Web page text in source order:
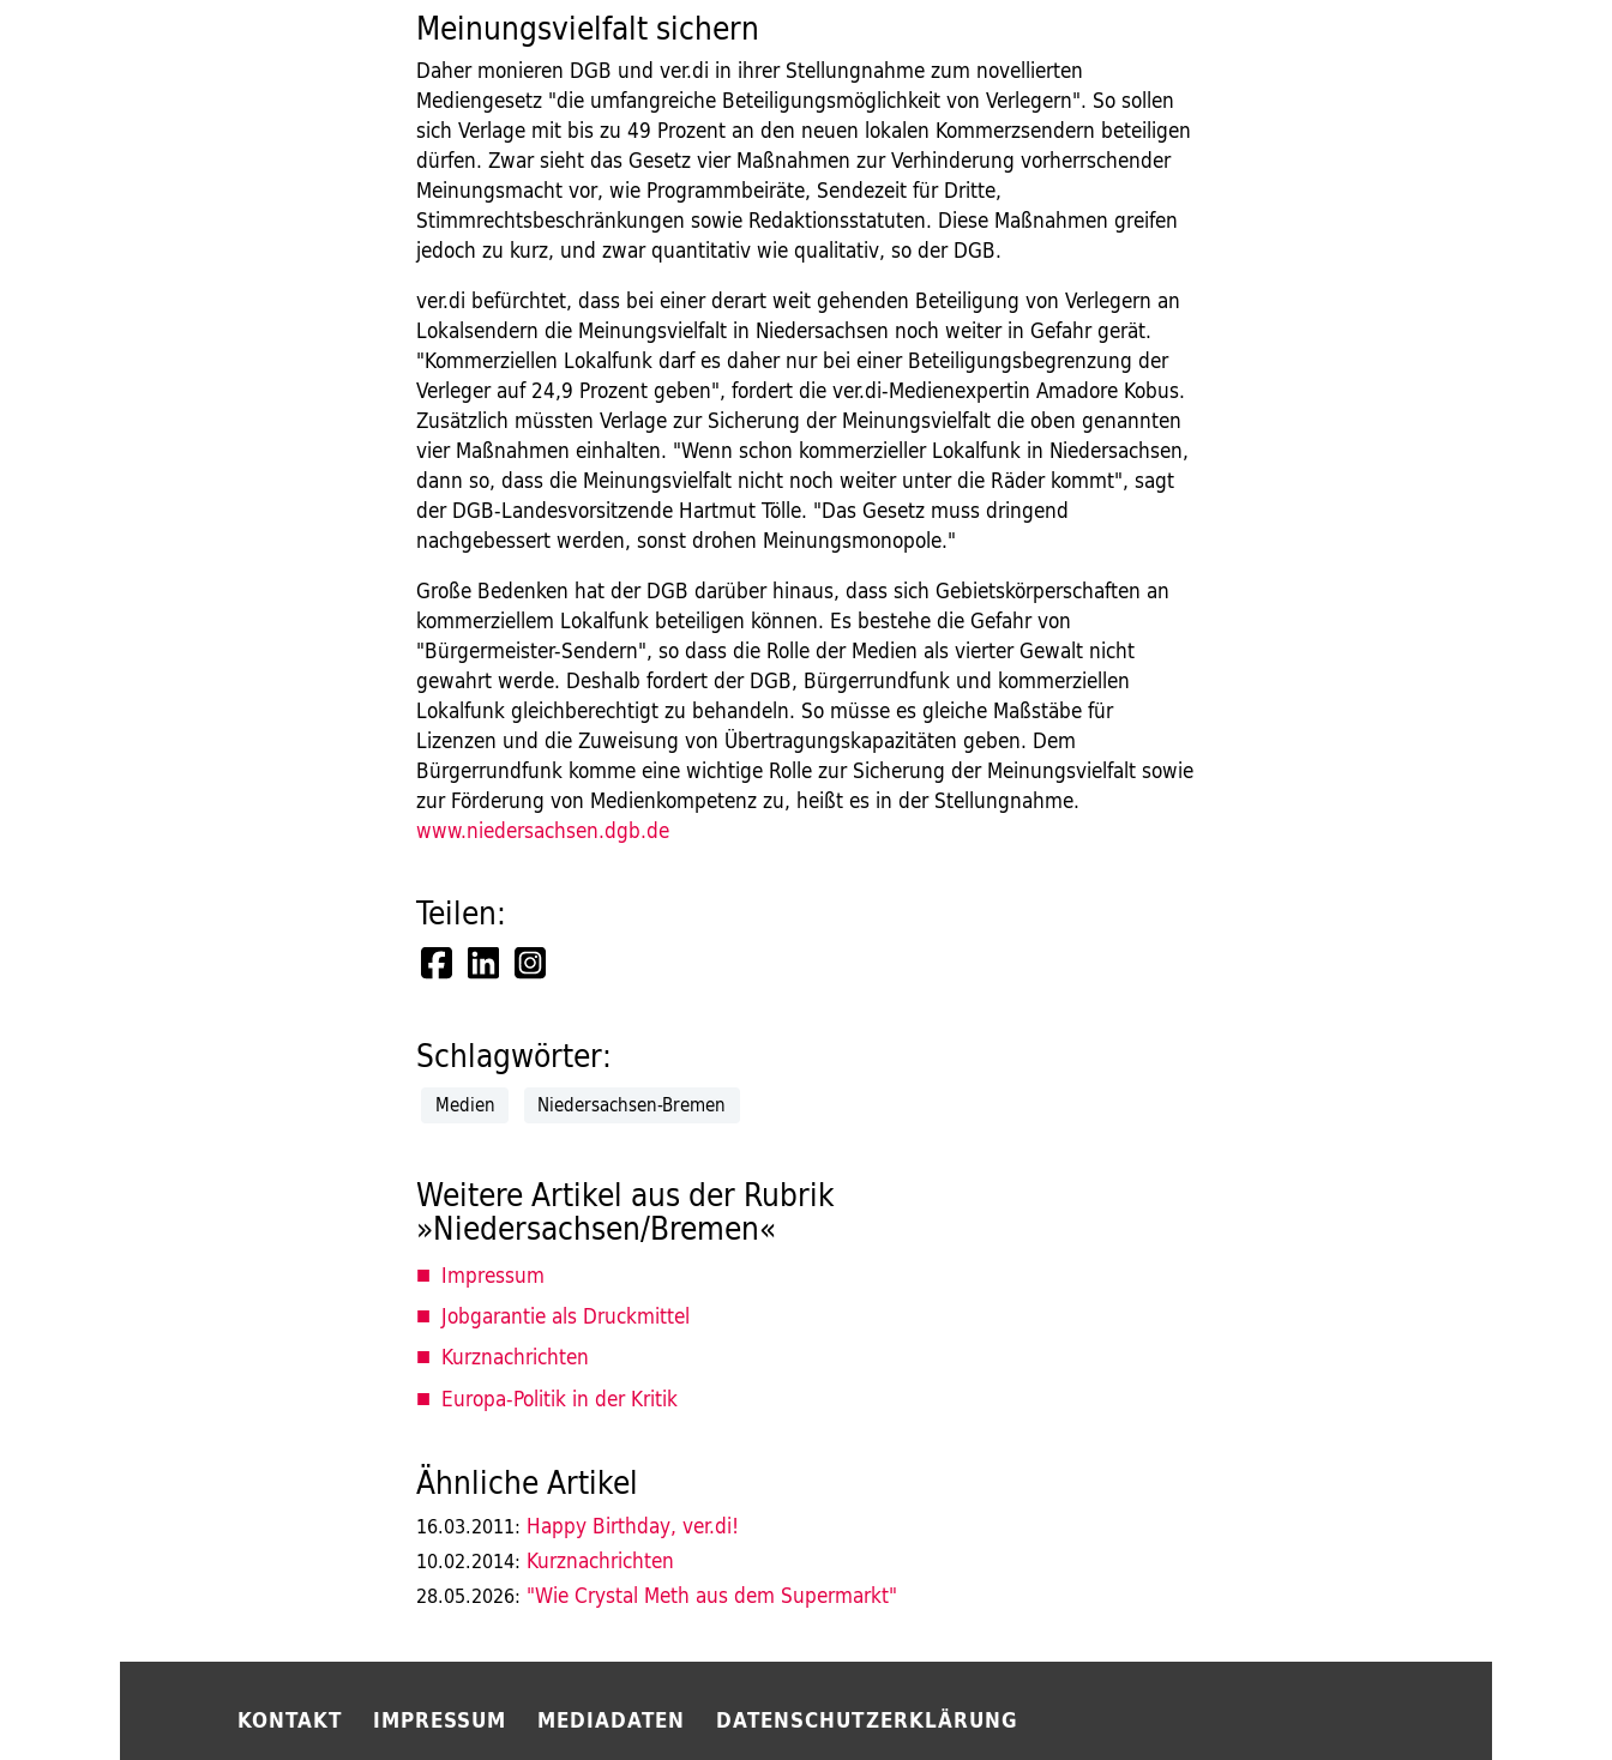
Meinungsvielfalt sichern
Daher monieren DGB und ver.di in ihrer Stellungnahme zum novellierten
Mediengesetz "die umfangreiche Beteiligungsmöglichkeit von Verlegern". So sollen
sich Verlage mit bis zu 49 Prozent an den neuen lokalen Kommerzsendern beteiligen
dürfen. Zwar sieht das Gesetz vier Maßnahmen zur Verhinderung vorherrschender
Meinungsmacht vor, wie Programmbeiräte, Sendezeit für Dritte,
Stimmrechtsbeschränkungen sowie Redaktionsstatuten. Diese Maßnahmen greifen
jedoch zu kurz, und zwar quantitativ wie qualitativ, so der DGB.
ver.di befürchtet, dass bei einer derart weit gehenden Beteiligung von Verlegern an
Lokalsendern die Meinungsvielfalt in Niedersachsen noch weiter in Gefahr gerät.
"Kommerziellen Lokalfunk darf es daher nur bei einer Beteiligungsbegrenzung der
Verleger auf 24,9 Prozent geben", fordert die ver.di-Medienexpertin Amadore Kobus.
Zusätzlich müssten Verlage zur Sicherung der Meinungsvielfalt die oben genannten
vier Maßnahmen einhalten. "Wenn schon kommerzieller Lokalfunk in Niedersachsen,
dann so, dass die Meinungsvielfalt nicht noch weiter unter die Räder kommt", sagt
der DGB-Landesvorsitzende Hartmut Tölle. "Das Gesetz muss dringend
nachgebessert werden, sonst drohen Meinungsmonopole."
Große Bedenken hat der DGB darüber hinaus, dass sich Gebietskörperschaften an
kommerziellem Lokalfunk beteiligen können. Es bestehe die Gefahr von
"Bürgermeister-Sendern", so dass die Rolle der Medien als vierter Gewalt nicht
gewahrt werde. Deshalb fordert der DGB, Bürgerrundfunk und kommerziellen
Lokalfunk gleichberechtigt zu behandeln. So müsse es gleiche Maßstäbe für
Lizenzen und die Zuweisung von Übertragungskapazitäten geben. Dem
Bürgerrundfunk komme eine wichtige Rolle zur Sicherung der Meinungsvielfalt sowie
zur Förderung von Medienkompetenz zu, heißt es in der Stellungnahme.
www.niedersachsen.dgb.de
Teilen:
Schlagwörter:
Medien Niedersachsen-Bremen
Weitere Artikel aus der Rubrik
»Niedersachsen/Bremen«
Impressum
Jobgarantie als Druckmittel
Kurznachrichten
Europa-Politik in der Kritik
Ähnliche Artikel
16.03.2011: Happy Birthday, ver.di!
10.02.2014: Kurznachrichten
28.05.2026: "Wie Crystal Meth aus dem Supermarkt"
KONTAKT IMPRESSUM MEDIADATEN DATENSCHUTZERKLÄRUNG